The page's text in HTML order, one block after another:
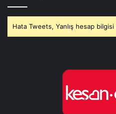
Hata Tweets, Yanlış hesap bilgisi